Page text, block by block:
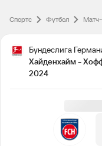
Спортс Футбол
Бундеслига
Хайденхайм -
2024